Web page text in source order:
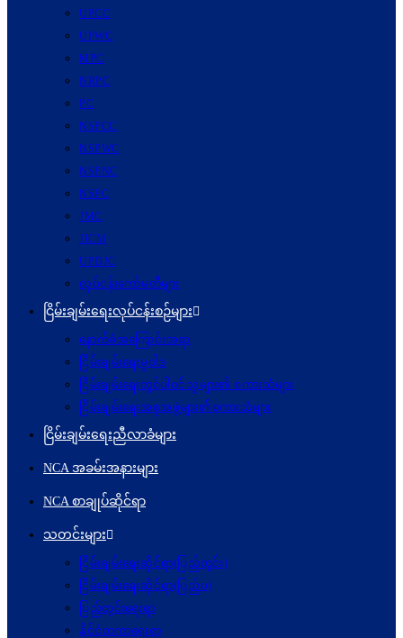
UPCC
UPWC
MPC
NRPC
PC
NSPCC
NSPWC
NSPNC
NSPC
JMC
JICM
UPDJC
လုပ်ငန်းကော်မတီများ
ငြိမ်းချမ်းရေးလုပ်ငန်းစဉ်များ
နောက်ခံအကြောင်းအရာ
ငြိမ်းချမ်းရေးမူဝါဒ
ငြိမ်းချမ်းရေးတွင်ပါဝင်သူများ၏ စကားသံများ
ငြိမ်းချမ်းရေးအစုအဖွဲ့များ၏စကားသံများ
ငြိမ်းချမ်းရေးညီလာခံများ
NCA အခမ်းအနားများ
NCA စာချုပ်ဆိုင်ရာ
သတင်းများ
ငြိမ်းချမ်းရေးဆိုင်ရာ(ပြည်တွင်း)
ငြိမ်းချမ်းရေးဆိုင်ရာ(ပြည်ပ)
ပြည်တွင်းရေးရာ
နိုင်ငံတကာရေးရာ